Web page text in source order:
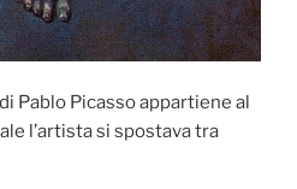
di Pablo Picasso appartiene al
l’artista si spostava tra